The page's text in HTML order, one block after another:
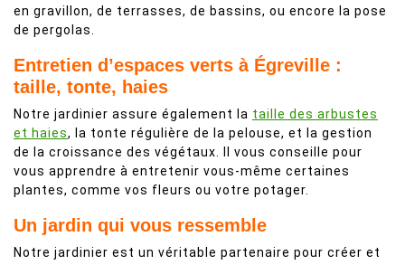
en gravillon, de terrasses, de bassins, ou encore la pose
de pergolas.
Entretien d’espaces verts à Égreville :
taille, tonte, haies
Notre jardinier assure également la taille des arbustes
et haies, la tonte régulière de la pelouse, et la gestion
de la croissance des végétaux. Il vous conseille pour
vous apprendre à entretenir vous-même certaines
plantes, comme vos fleurs ou votre potager.
Un jardin qui vous ressemble
Notre jardinier est un véritable partenaire pour créer et